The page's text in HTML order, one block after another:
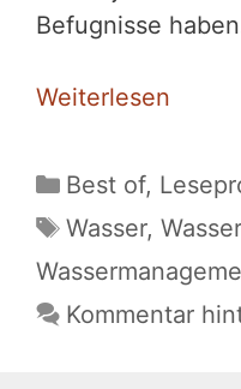
Befugnisse
Weiterlesen
Kategorien
Best of,
Schlagwörter
Wasser,
Kommentar